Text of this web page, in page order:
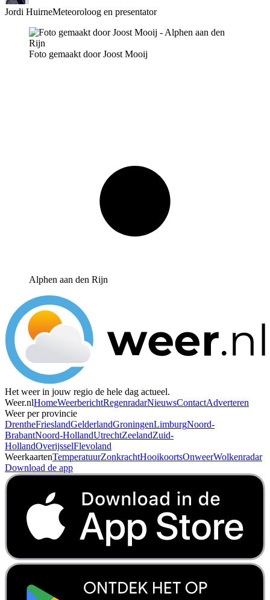
Jordi HuirneMeteoroloog en presentator
Foto gemaakt door Joost Mooij
Alphen aan den Rijn
Het weer in jouw regio de hele dag actueel.
Weer.nlHomeWeerberichtRegenradarNieuwsContactAdverteren
Weer per provincie
DrentheFrieslandGelderlandGroningenLimburgNoord-
BrabantNoord-HollandUtrechtZeelandZuid-
HollandOverijsselFlevoland
WeerkaartenTemperatuurZonkrachtHooikoortsOnweerWolkenradar
Download de app